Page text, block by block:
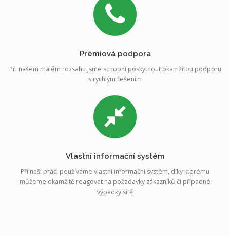
Prémiová podpora
Při našem malém rozsahu jsme schopni poskytnout okamžitou podporu
s rychlým řešením
Vlastní informační systém
Při naší práci používáme vlastní informační systém, díky kterému
můžeme okamžitě reagovat na požadavky zákazníků či případné
výpadky sítě